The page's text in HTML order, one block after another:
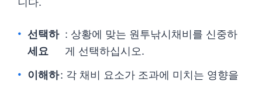
선택하
세요
: 상황에 맞는 원투낚시채비를 신중하
게 선택하십시오.
이해하: 각 채비 요소가 조과에 미치는 영향을